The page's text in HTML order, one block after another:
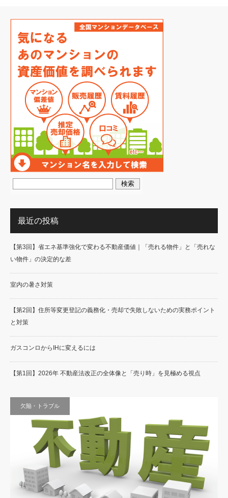
最近の投稿
【第3回】省エネ基準強化で変わる不動産価値｜「売れる物件」と「売れな
い物件」の決定的な差
室内の暑さ対策
【第2回】住所等変更登記の義務化・売却で失敗しないための実務ポイント
と対策
ガスコンロからIHに変えるには
【第1回】2026年 不動産法改正の全体像と「売り時」を見極める視点
欠陥・トラブル